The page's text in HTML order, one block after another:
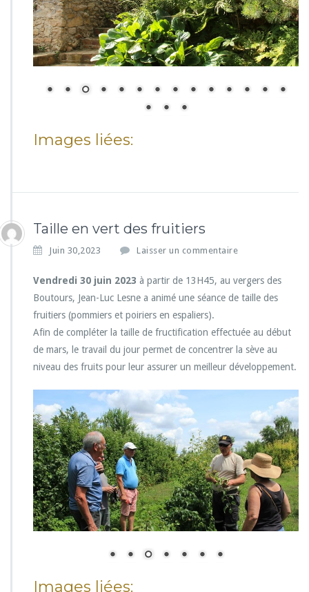
Images liées:
Taille en vert des fruitiers
Juin 30,2023 Laisser un commentaire
Vendredi 30 juin 2023 à partir de 13H45, au vergers des
Boutours, Jean-Luc Lesne a animé une séance de taille des
fruitiers (pommiers et poiriers en espaliers).
Afin de compléter la taille de fructification effectuée au début
de mars, le travail du jour permet de concentrer la sève au
niveau des fruits pour leur assurer un meilleur développement.
Images liées: